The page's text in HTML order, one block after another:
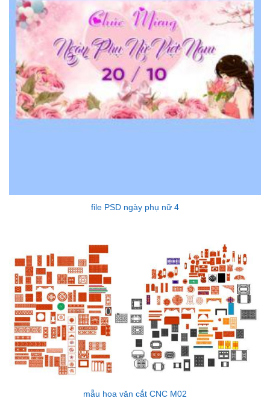
file PSD ngày phụ nữ 4
mẫu hoa văn cắt CNC M02